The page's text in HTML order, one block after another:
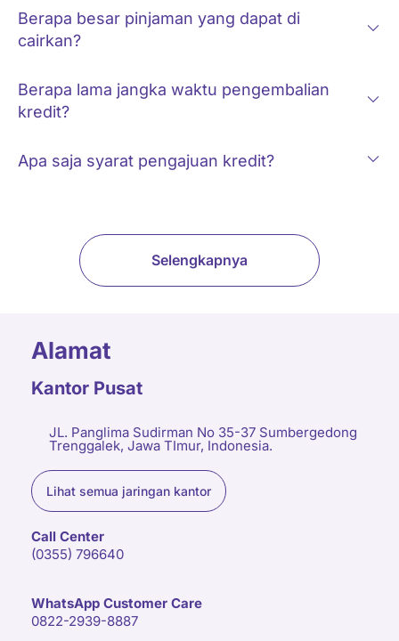
Berapa besar pinjaman yang dapat di
cairkan?
Berapa lama jangka waktu pengembalian
kredit?
Apa saja syarat pengajuan kredit?
Selengkapnya
Alamat
Kantor Pusat
JL. Panglima Sudirman No 35-37 Sumbergedong
Trenggalek, Jawa TImur, Indonesia.
Lihat semua jaringan kantor
Call Center
(0355) 796640
WhatsApp Customer Care
0822-2939-8887